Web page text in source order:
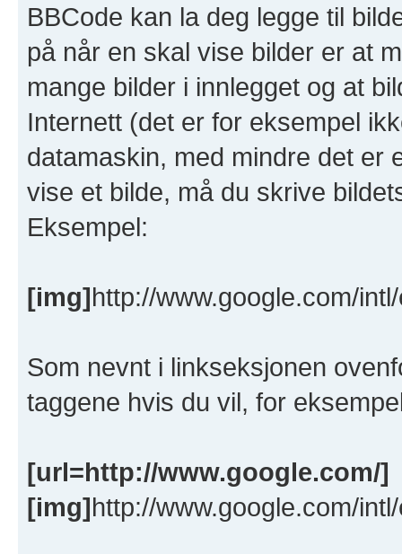
BBCode kan la deg legge til
på når en skal vise bilder er at
mange bilder i innlegget og at
Internett (det er for eksempel
datamaskin, med mindre det er
vise et bilde, må du skrive
Eksempel:
[img]http://www.google.com/
Som nevnt i linkseksjonen
taggene hvis du vil, for
[url=http://www.google.com/]
[img]http://www.google.com/